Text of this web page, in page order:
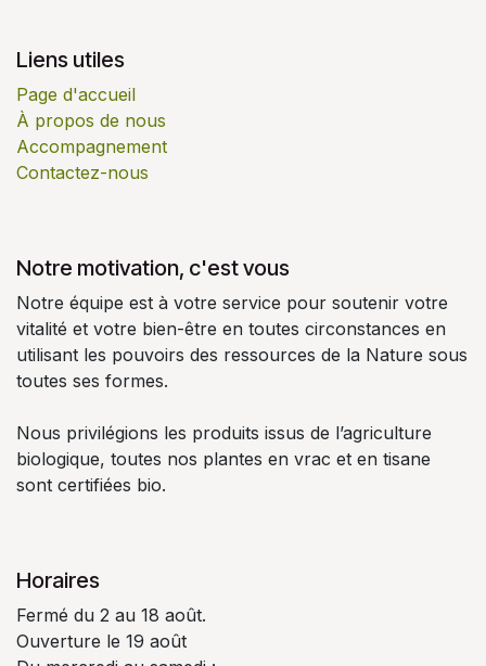
Liens utiles
Page d'accueil
À propos de nous
Accompagnement
Contactez-nous
Notre motivation, c'est vous
Notre équipe est à votre service pour soutenir votre
vitalité et votre bien-être en toutes circonstances en
utilisant les pouvoirs des ressources de la Nature sous
toutes ses formes.
Nous privilégions les produits issus de l’agriculture
biologique, toutes nos plantes en vrac et en tisane
sont certifiées bio.
Horaires
Fermé du 2 au 18 août.
Ouverture le 19 août